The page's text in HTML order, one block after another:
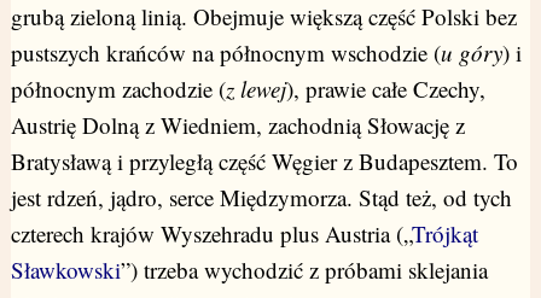
grubą zieloną linią. Obejmuje większą część Polski bez
pustszych krańców na północnym wschodzie (u góry) i
północnym zachodzie (z lewej), prawie całe Czechy,
Austrię Dolną z Wiedniem, zachodnią Słowację z
Bratysławą i przyległą część Węgier z Budapesztem. To
jest rdzeń, jądro, serce Międzymorza. Stąd też, od tych
czterech krajów Wyszehradu plus Austria („Trójkąt
Sławkowski”) trzeba wychodzić z próbami sklejania